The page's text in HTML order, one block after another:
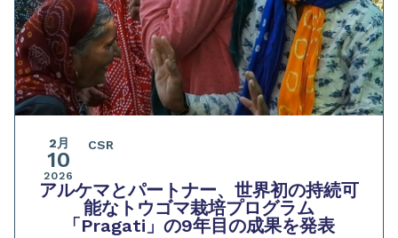
2月
10
2026
CSR
アルケマとパートナー、世界初の持続可
能なトウゴマ栽培プログラム
「Pragati」の9年目の成果を発表